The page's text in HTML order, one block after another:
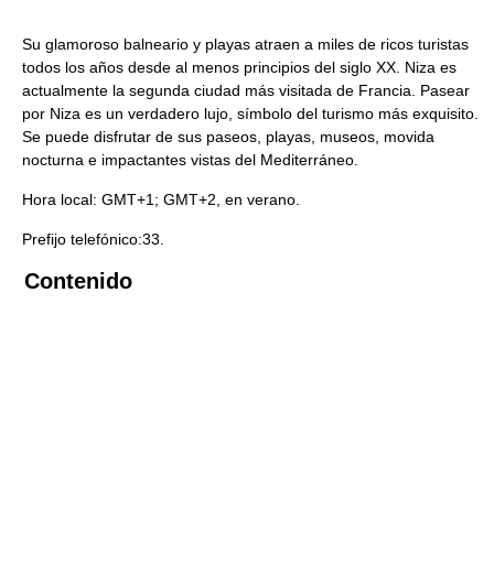
Su glamoroso balneario y playas atraen a miles de ricos turistas
todos los años desde al menos principios del siglo XX. Niza es
actualmente la segunda ciudad más visitada de Francia. Pasear
por Niza es un verdadero lujo, símbolo del turismo más exquisito.
Se puede disfrutar de sus paseos, playas, museos, movida
nocturna e impactantes vistas del Mediterráneo.
Hora local: GMT+1; GMT+2, en verano.
Prefijo telefónico:33.
Contenido